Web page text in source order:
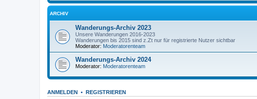
ARCHIV
Wanderungs-Archiv 2023
Unsere Wanderungen 2016-2023
Wanderungen bis 2015 sind z.Zt nur für registrierte Nutzer sichtbar
Moderator: Moderatorenteam
Wanderungs-Archiv 2024
Moderator: Moderatorenteam
ANMELDEN • REGISTRIEREN